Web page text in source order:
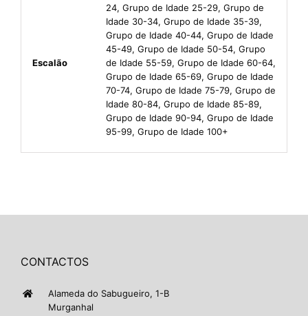
Escalão
24, Grupo de Idade 25-29, Grupo de
Idade 30-34, Grupo de Idade 35-39,
Grupo de Idade 40-44, Grupo de Idade
45-49, Grupo de Idade 50-54, Grupo
de Idade 55-59, Grupo de Idade 60-64,
Grupo de Idade 65-69, Grupo de Idade
70-74, Grupo de Idade 75-79, Grupo de
Idade 80-84, Grupo de Idade 85-89,
Grupo de Idade 90-94, Grupo de Idade
95-99, Grupo de Idade 100+
CONTACTOS
Alameda do Sabugueiro, 1-B
Murganhal